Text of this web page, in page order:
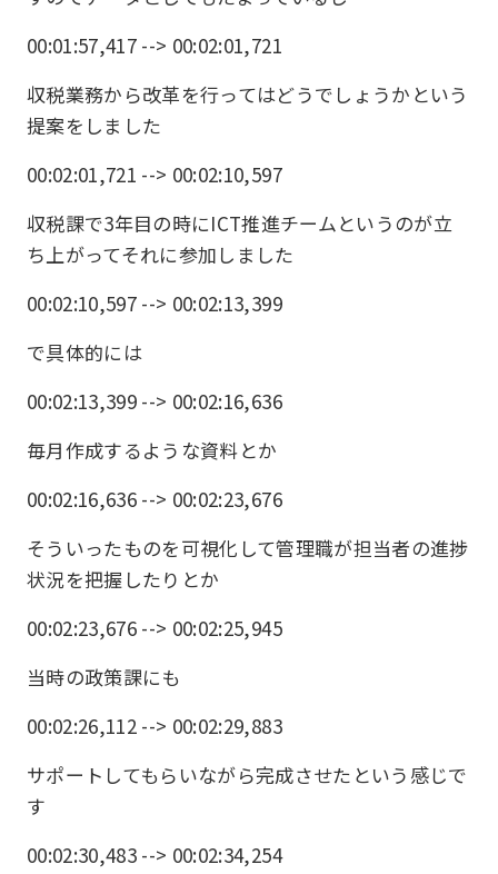
00:01:57,417 --> 00:02:01,721
収税業務から改革を行ってはどうでしょうかという
提案をしました
00:02:01,721 --> 00:02:10,597
収税課で3年目の時にICT推進チームというのが立
ち上がってそれに参加しました
00:02:10,597 --> 00:02:13,399
で具体的には
00:02:13,399 --> 00:02:16,636
毎月作成するような資料とか
00:02:16,636 --> 00:02:23,676
そういったものを可視化して管理職が担当者の進捗
状況を把握したりとか
00:02:23,676 --> 00:02:25,945
当時の政策課にも
00:02:26,112 --> 00:02:29,883
サポートしてもらいながら完成させたという感じで
す
00:02:30,483 --> 00:02:34,254